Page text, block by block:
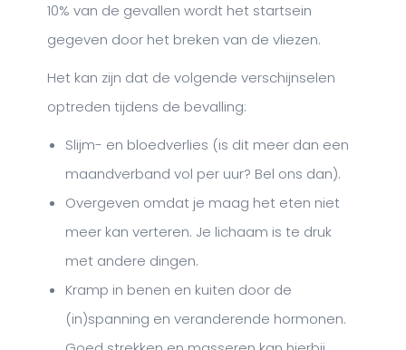
10% van de gevallen wordt het startsein
gegeven door het breken van de vliezen.
Het kan zijn dat de volgende verschijnselen
optreden tijdens de bevalling:
Slijm- en bloedverlies (is dit meer dan een
maandverband vol per uur? Bel ons dan).
Overgeven omdat je maag het eten niet
meer kan verteren. Je lichaam is te druk
met andere dingen.
Kramp in benen en kuiten door de
(in)spanning en veranderende hormonen.